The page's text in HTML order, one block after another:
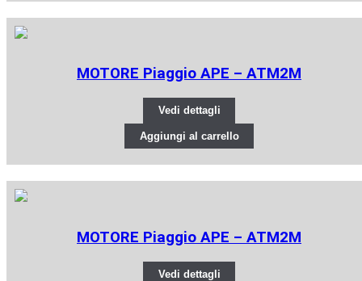
MOTORE Piaggio APE – ATM2M
Vedi dettagli
Aggiungi al carrello
MOTORE Piaggio APE – ATM2M
Vedi dettagli